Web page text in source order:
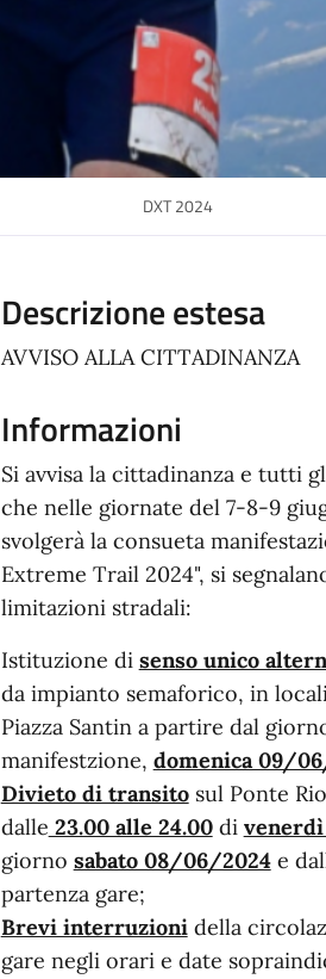
DXT 2024
Descrizione estesa
AVVISO ALLA CITTADINANZA
Informazioni
Si avvisa la cittadinanza e tutti
che nelle giornate del 7-8-9
svolgerà la consueta
Extreme Trail 2024", si
limitazioni stradali:
Istituzione di senso unico
da impianto semaforico, in
Piazza Santin a partire dal
manifestzione, domenica 09/
Divieto di transitosul Ponte
dalle 23.00 alle 24.00di
giorno sabato 08/06/2024e
partenza gare;
Brevi interruzionidella
gare negli orari e date